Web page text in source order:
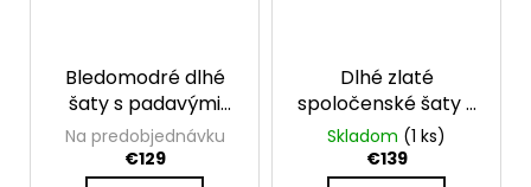
Bledomodré dlhé
šaty s padavými
rukávmi Valentina
Na predobjednávku
€129
Dlhé zlaté
spoločenské šaty s
flitrami a tylovými
rukávmi
Skladom (1 ks)
€139